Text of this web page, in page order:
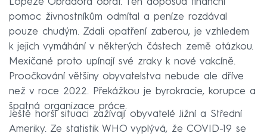
pomoc živnostníkům odmítal a peníze rozdával
pouze chudým. Zdali opatření zaberou, je vzhledem
k jejich vymáhání v některých částech země otázkou.
Mexičané proto upínají své zraky k nové vakcíně.
Proočkování většiny obyvatelstva nebude ale dříve
než v roce 2022. Překážkou je byrokracie, korupce a
špatná organizace práce.
Ještě horší situaci zažívají obyvatelé Jižní a Střední
Ameriky. Ze statistik WHO vyplývá, že COVID-19 se